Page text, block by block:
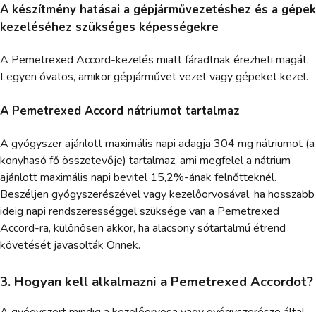
A készítmény hatásai a gépjárművezetéshez és a gépek
kezeléséhez szükséges képességekre
A Pemetrexed Accord-kezelés miatt fáradtnak érezheti magát.
Legyen óvatos, amikor gépjárművet vezet vagy gépeket kezel.
A Pemetrexed Accord nátriumot tartalmaz
A gyógyszer ajánlott maximális napi adagja 304 mg nátriumot (a
konyhasó fő összetevője) tartalmaz, ami megfelel a nátrium
ajánlott maximális napi bevitel 15,2%-ának felnőtteknél.
Beszéljen gyógyszerészével vagy kezelőorvosával, ha hosszabb
ideig napi rendszerességgel szüksége van a Pemetrexed
Accord-ra, különösen akkor, ha alacsony sótartalmú étrend
követését javasolták Önnek.
3. Hogyan kell alkalmazni a Pemetrexed Accordot?